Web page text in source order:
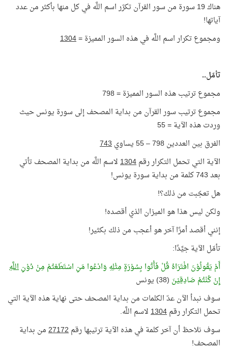
هناك 19 سورة من سور القرآن تكرّر اسم اللَّه في كل منها بأكثر من عدد
آياتها!
ومجموع تكرار اسم اللَّه في هذه السور المميزة =1304
تأمّل..
مجموع ترتيب هذه السور المميزة = 798
مجموع ترتيب سور القرآن من بداية المصحف إلى سورة يونس حيث
وردت هذه الآية = 55
الفرق بين العددين 798 – 55 يساوي
743
الآية التي تحمل التكرار رقم1304لاسم اللَّه من بداية المصحف تأتي
بعد 743 كلمة من بداية سورة يونس!
هل تعجّبت من ذلك؟!
ولكن ليس هذا هو الميزان الذي أقصده!
إنني أقصد أمرًا آخر هو أعجب من ذلك بكثير!
تأمّل الآية جيِّدًا:
أَمْ يَقُولُوْنَ افْتَرَاهُ قُلْ فَأْتُوا بِسُوْرَةٍ مِثْلِهِ وَادْعُوا مَنِ اسْتَطَعْتُمْ مِنْ دُوْنِاللَّهِ
إِنْ كُنْتُمْ صَادِقِيْنَ (38) يونس
سوف نبدأ الآن عدّ الكلمات من بداية المصحف حتى نهاية هذه الآية التي
تحمل التكرار رقم1304لاسم اللَّه.
سوف نلاحظ أن آخر كلمة في هذه الآية ترتيبها رقم27172من بداية
المصحف!